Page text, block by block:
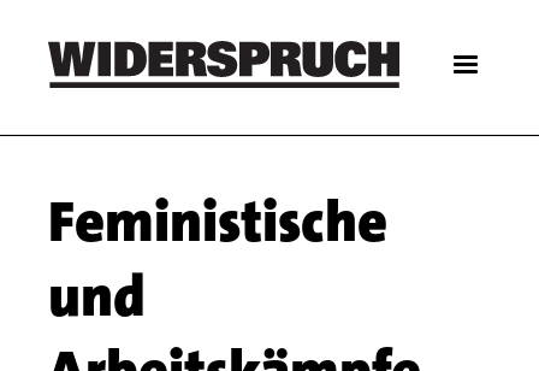
content
navigation
Feministische
und